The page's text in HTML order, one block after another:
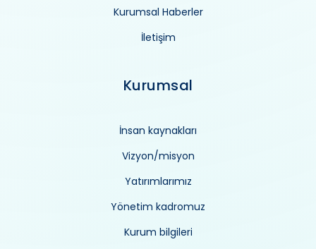
Kurumsal Haberler
İletişim
Kurumsal
İnsan kaynakları
Vizyon/misyon
Yatırımlarımız
Yönetim kadromuz
Kurum bilgileri